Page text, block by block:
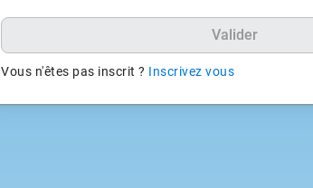
Valider
Vous n'êtes pas inscrit ? Inscrivez vous